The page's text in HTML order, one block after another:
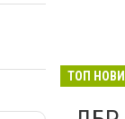
ТОП